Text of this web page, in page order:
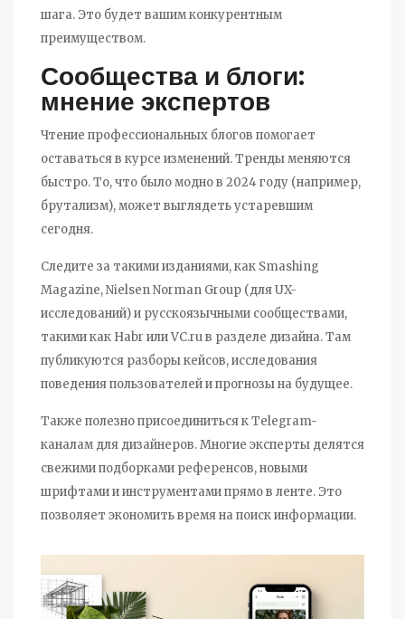
шага. Это будет вашим конкурентным
преимуществом.
Сообщества и блоги:
мнение экспертов
Чтение профессиональных блогов помогает
оставаться в курсе изменений. Тренды меняются
быстро. То, что было модно в 2024 году (например,
брутализм), может выглядеть устаревшим
сегодня.
Следите за такими изданиями, как Smashing
Magazine, Nielsen Norman Group (для UX-
исследований) и русскоязычными сообществами,
такими как Habr или VC.ru в разделе дизайна. Там
публикуются разборы кейсов, исследования
поведения пользователей и прогнозы на будущее.
Также полезно присоединиться к Telegram-
каналам для дизайнеров. Многие эксперты делятся
свежими подборками референсов, новыми
шрифтами и инструментами прямо в ленте. Это
позволяет экономить время на поиск информации.